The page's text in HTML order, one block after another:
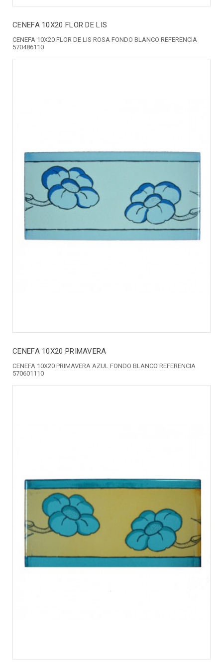
CENEFA 10X20 FLOR DE LIS
CENEFA 10X20 FLOR DE LIS ROSA FONDO BLANCO REFERENCIA
570486110
CENEFA 10X20 PRIMAVERA
CENEFA 10X20 PRIMAVERA AZUL FONDO BLANCO REFERENCIA
570601110